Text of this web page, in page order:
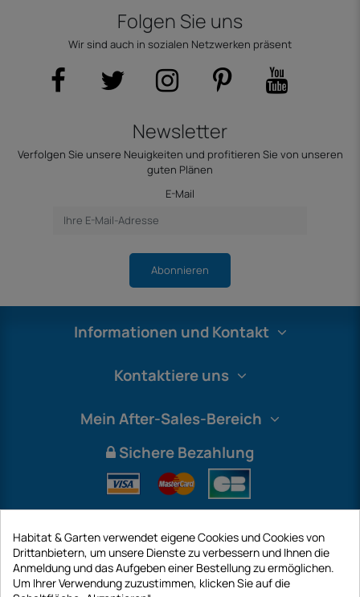
Folgen Sie uns
Wir sind auch in sozialen Netzwerken präsent
Newsletter
Verfolgen Sie unsere Neuigkeiten und profitieren Sie von unseren
guten Plänen
E-Mail
Abonnieren
Informationen und Kontakt
Kontaktiere uns
Mein After-Sales-Bereich
Sichere Bezahlung
Habitat & Garten verwendet eigene Cookies und Cookies von
Drittanbietern, um unsere Dienste zu verbessern und Ihnen die
Anmeldung und das Aufgeben einer Bestellung zu ermöglichen.
Um Ihrer Verwendung zuzustimmen, klicken Sie auf die